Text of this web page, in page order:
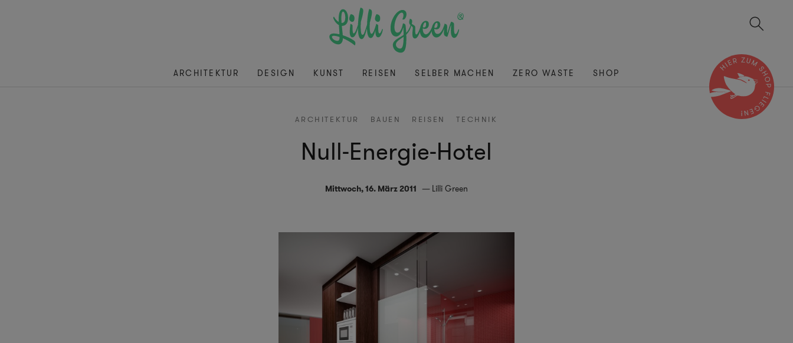
ARCHITEKTUR DESIGN KUNST REISEN SELBER MACHEN ZERO WASTE SHOP
ARCHITEKTUR BAUEN REISEN TECHNIK
Null-Energie-Hotel
Mittwoch, 16. März 2011 Lilli Green